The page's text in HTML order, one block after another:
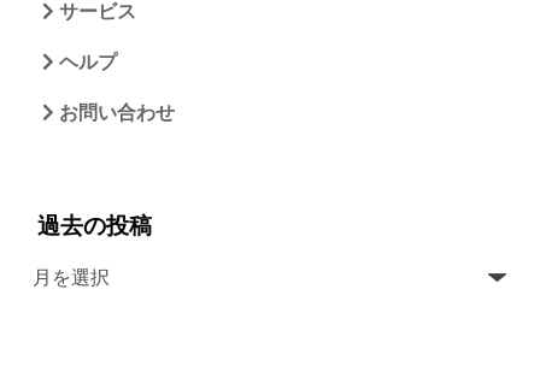
サービス
ヘルプ
お問い合わせ
過去の投稿